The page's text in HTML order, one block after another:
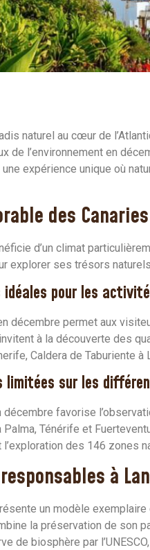
naturel au cœur de
de l’environnement en
expérience unique où
des
d’un climat
explorer ses trésors
pour les
décembre permet aux
à la découverte des
Caldera de Taburiente à
limitées sur les
décembre favorise
Palma, Ténérife et
des 146 zones
à
un modèle
la préservation de son
de biosphère par